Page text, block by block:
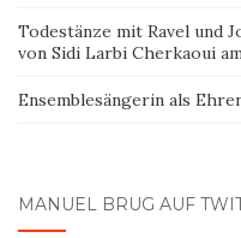
Todestänze mit Ravel und
von Sidi Larbi Cherkaoui
Ensemblesängerin als
MANUEL BRUG AUF